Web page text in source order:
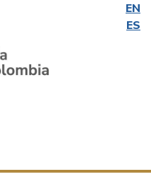
EN
ES